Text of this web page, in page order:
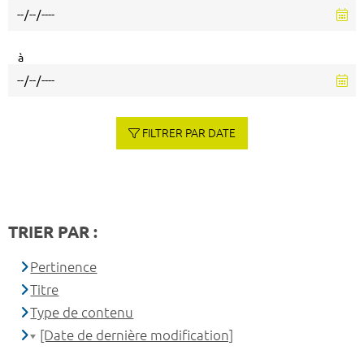
à
FILTRER PAR DATE
TRIER PAR :
Pertinence
Titre
Type de contenu
[Date de dernière modification]